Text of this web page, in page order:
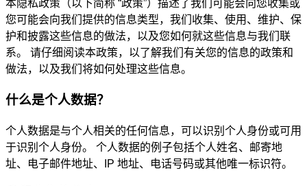
本隐私政策（以下简称 “政策”）描述了我们可能会向您收集或
您可能会向我们提供的信息类型，我们收集、使用、维护、保
护和披露这些信息的做法，以及您如何就这些信息与我们联
系。 请仔细阅读本政策，以了解我们有关您的信息的政策和
做法，以及我们将如何处理这些信息。
什么是个人数据？
个人数据是与个人相关的任何信息，可以识别个人身份或可用
于识别个人身份。 个人数据的例子包括个人姓名、邮寄地
址、电子邮件地址、IP 地址、电话号码或其他唯一标识符。